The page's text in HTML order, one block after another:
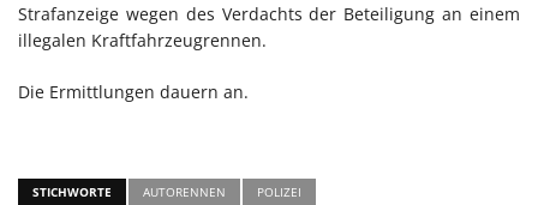
Strafanzeige wegen des Verdachts der Beteiligung an einem
illegalen Kraftfahrzeugrennen.
Die Ermittlungen dauern an.
STICHWORTE AUTORENNEN POLIZEI